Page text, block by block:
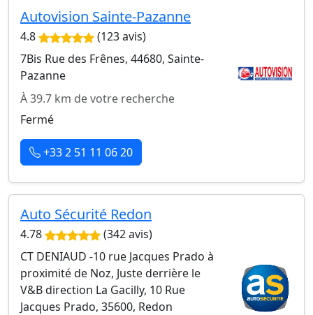
Autovision Sainte-Pazanne
4.8
(123 avis)
7Bis Rue des Frênes, 44680, Sainte-
Pazanne
À 39.7 km de votre recherche
Fermé
+33 2 51 11 06 20
Auto Sécurité Redon
4.78
(342 avis)
CT DENIAUD -10 rue Jacques Prado à
proximité de Noz, Juste derrière le
V&B direction La Gacilly, 10 Rue
Jacques Prado, 35600, Redon